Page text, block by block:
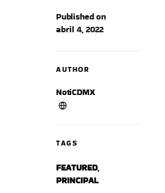
Published on
abril 4, 2022
AUTHOR
NotiCDMX
TAGS
FEATURED,
PRINCIPAL